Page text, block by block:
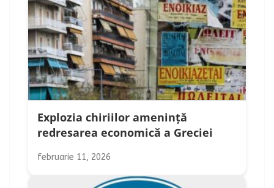
Explozia chiriilor amenință
redresarea economică a Greciei
februarie 11, 2026